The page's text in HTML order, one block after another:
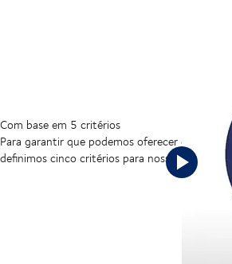
Com base em 5 critérios
Para garantir que podemos oferecer o que
definimos cinco critérios para nossas soluções